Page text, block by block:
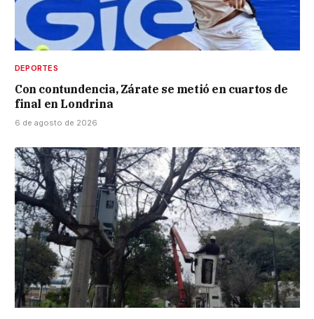
DEPORTES
Con contundencia, Zárate se metió en cuartos de
final en Londrina
6 de agosto de 2026